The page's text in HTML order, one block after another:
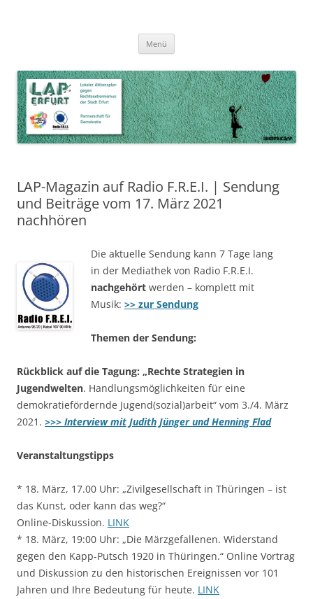
Lokaler Aktionsplan gegen Rechtsextremismus der Stadt Erfurt – Zur
Stärkung der Vielfalt, Toleranz und Demokratie
Menü
LAP-Magazin auf Radio F.R.E.I. | Sendung
und Beiträge vom 17. März 2021
nachhören
Die aktuelle Sendung kann 7 Tage lang
in der Mediathek von Radio F.R.E.I.
nachgehörtwerden – komplett mit
Musik: >> zur Sendung
Themen der Sendung:
Rückblick auf die Tagung: „Rechte Strategien in
Jugendwelten. Handlungsmöglichkeiten für eine
demokratiefördernde Jugend(sozial)arbeit“ vom 3./4. März
2021. >>> Interview mit Judith Jünger und Henning Flad
Veranstaltungstipps
* 18. März, 17.00 Uhr: „Zivilgesellschaft in Thüringen – ist
das Kunst, oder kann das weg?“
Online-Diskussion. LINK
* 18. März, 19:00 Uhr: „Die Märzgefallenen. Widerstand
gegen den Kapp-Putsch 1920 in Thüringen.“ Online Vortrag
und Diskussion zu den historischen Ereignissen vor 101
Jahren und Ihre Bedeutung für heute. LINK